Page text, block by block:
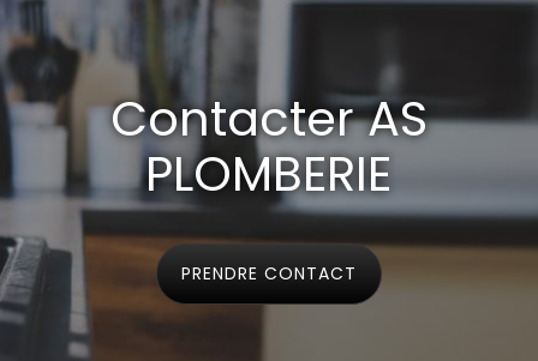
Contacter AS
PLOMBERIE
PRENDRE CONTACT